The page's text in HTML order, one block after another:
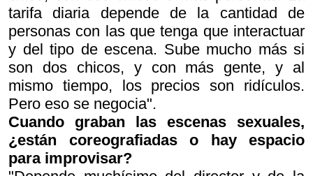
tarifa diaria depende de la cantidad de
personas con las que tenga que interactuar
y del tipo de escena. Sube mucho más si
son dos chicos, y con más gente, y al
mismo tiempo, los precios son ridículos.
Pero eso se negocia".
Cuando graban las escenas sexuales,
¿están coreografiadas o hay espacio
para improvisar?